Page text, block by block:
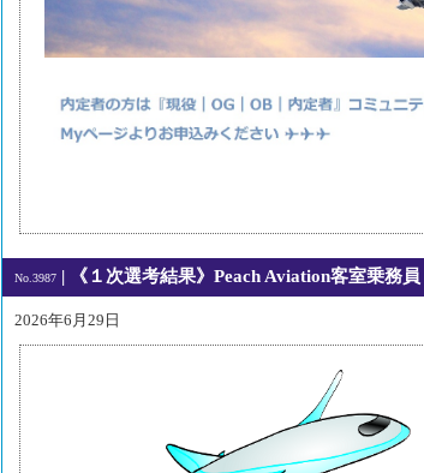
No.3987 | 《１次選考結果》Peach Aviation客室乗務員
2026年6月29日